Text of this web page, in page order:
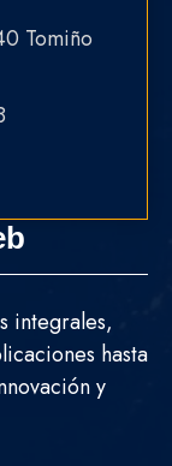
integrales,
hasta
y
Tomiño